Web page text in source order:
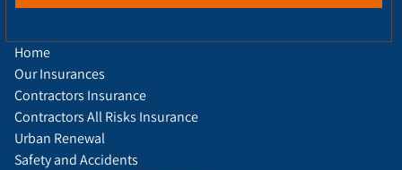
Home
Our Insurances
Contractors Insurance
Contractors All Risks Insurance
Urban Renewal
Safety and Accidents